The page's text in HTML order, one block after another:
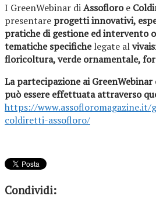
I GreenWebinar diAssofloroe
presentare progetti innovativi,
pratiche di gestione ed intervento
tematiche specifichelegate al
floricoltura, verde ornamentale,
La partecipazione ai
può essere effettuata attraverso
https://www.assofloromagazine.it/
coldiretti-assofloro/
Condividi: